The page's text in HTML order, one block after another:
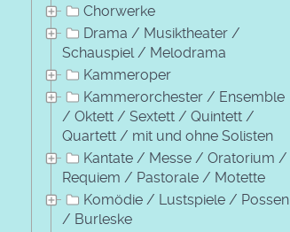
Chorwerke
Drama / Musiktheater /
Schauspiel / Melodrama
Kammeroper
Kammerorchester / Ensemble
/ Oktett / Sextett / Quintett /
Quartett / mit und ohne Solisten
Kantate / Messe / Oratorium /
Requiem / Pastorale / Motette
Komödie / Lustspiele / Possen
/ Burleske